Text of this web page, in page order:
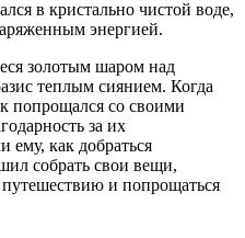
в кристально чистой воде,
энергией.
золотым шаром над
теплым сиянием. Когда
попрощался со своими
за их
ему, как добраться
собрать свои вещи,
и попрощаться